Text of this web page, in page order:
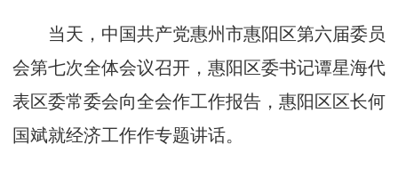
当天，中国共产党惠州市惠阳区第六届委员
会第七次全体会议召开，惠阳区委书记谭星海代
表区委常委会向全会作工作报告，惠阳区区长何
国斌就经济工作作专题讲话。